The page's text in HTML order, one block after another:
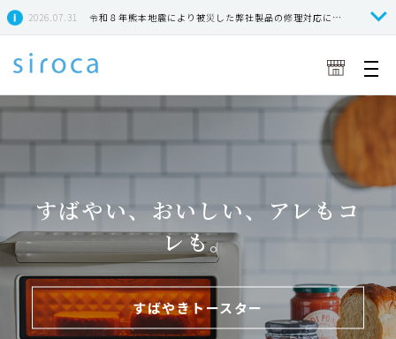
2026.07.31 令和８年熊本地震により被災した弊社製品の修理対応につきまして
すばやい、おいしい、アレもコ
レも。
すばやきトースター